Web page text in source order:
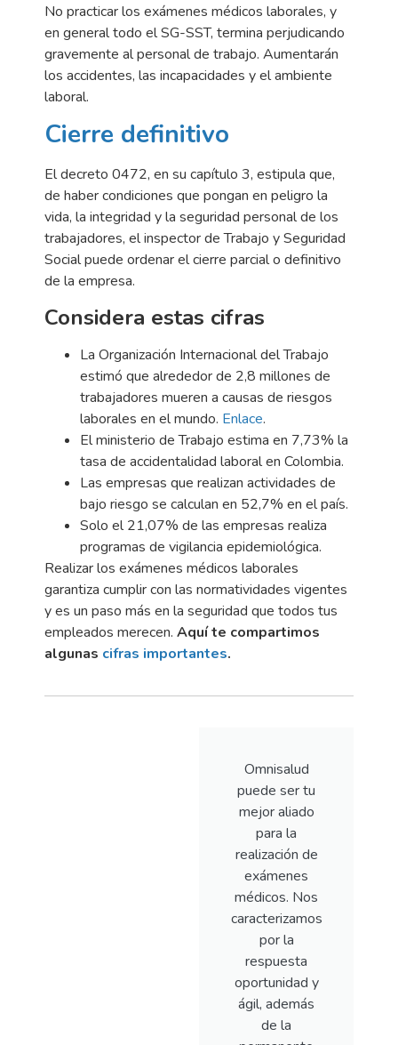
No practicar los exámenes médicos laborales, y
en general todo el SG-SST, termina perjudicando
gravemente al personal de trabajo. Aumentarán
los accidentes, las incapacidades y el ambiente
laboral.
Cierre definitivo
El decreto 0472, en su capítulo 3, estipula que,
de haber condiciones que pongan en peligro la
vida, la integridad y la seguridad personal de los
trabajadores, el inspector de Trabajo y Seguridad
Social puede ordenar el cierre parcial o definitivo
de la empresa.
Considera estas cifras
La Organización Internacional del Trabajo
estimó que alrededor de 2,8 millones de
trabajadores mueren a causas de riesgos
laborales en el mundo. Enlace.
El ministerio de Trabajo estima en 7,73% la
tasa de accidentalidad laboral en Colombia.
Las empresas que realizan actividades de
bajo riesgo se calculan en 52,7% en el país.
Solo el 21,07% de las empresas realiza
programas de vigilancia epidemiológica.
Realizar los exámenes médicos laborales
garantiza cumplir con las normatividades vigentes
y es un paso más en la seguridad que todos tus
empleados merecen. Aquí te compartimos
algunas cifras importantes.
Omnisalud
puede ser tu
mejor aliado
para la
realización de
exámenes
médicos. Nos
caracterizamos
por la
respuesta
oportunidad y
ágil, además
de la